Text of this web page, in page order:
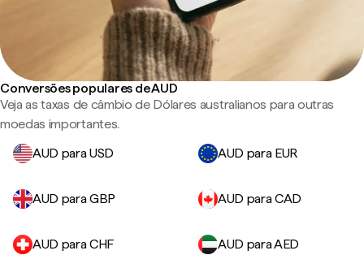
Conversões populares de AUD
Veja as taxas de câmbio de Dólares australianos para outras
moedas importantes.
AUD para USD
AUD para EUR
AUD para GBP AUD para CAD
AUD para CHF AUD para AED